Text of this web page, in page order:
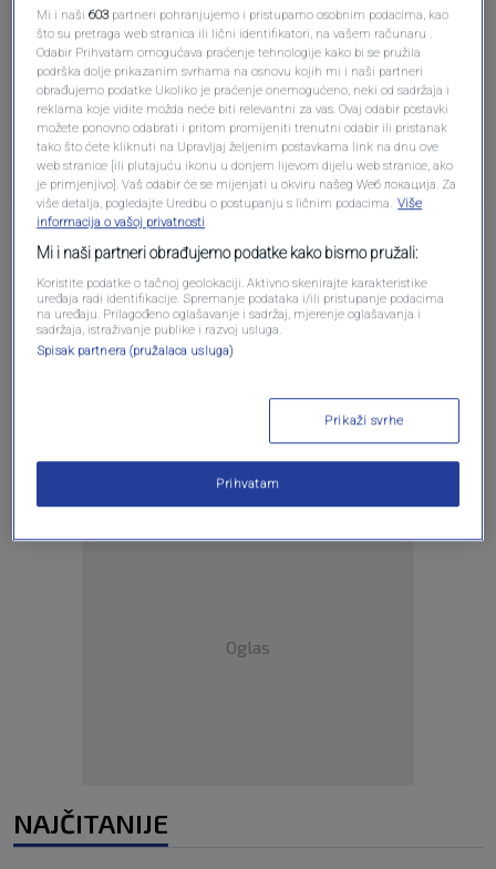
Poklon Vucica Orbanu rezultirao sjednicom
savjeta za odbranu Madjarske. Sve po
dogovoru. Spominju se 2 velika ranca, a kilaza
nije uskladjena sa tim pojmovima!? Orbanu
pomazu protivnici EU.
Odgovori
Oglas
NAJČITANIJE
Mi i naši603 partneri pohranjujemo i pristupamo osobnim podacima, kao
što su pretraga web stranica ili lični identifikatori, na vašem računaru .
Odabir Prihvatam omogućava praćenje tehnologije kako bi se pružila
podrška dolje prikazanim svrhama na osnovu kojih mi i naši partneri
obrađujemo podatke Ukoliko je praćenje onemogućeno, neki od sadržaja i
reklama koje vidite možda neće biti relevantni za vas. Ovaj odabir postavki
možete ponovno odabrati i pritom promijeniti trenutni odabir ili pristanak
tako što ćete kliknuti na Upravljaj željenim postavkama link na dnu ove
web stranice [ili plutajuću ikonu u donjem lijevom dijelu web stranice, ako
je primjenjivo]. Vaš odabir će se mijenjati u okviru našeg Wеб локација. Za
više detalja, pogledajte Uredbu o postupanju s ličnim podacima. Više
informacija o vašoj privatnosti
Mi i naši partneri obrađujemo podatke kako bismo pružali:
Koristite podatke o tačnoj geolokaciji. Aktivno skenirajte karakteristike
uređaja radi identifikacije. Spremanje podataka i/ili pristupanje podacima
na uređaju. Prilagođeno oglašavanje i sadržaj, mjerenje oglašavanja i
sadržaja, istraživanje publike i razvoj usluga.
Spisak partnera (pružalaca usluga)
Prikaži svrhe
Prihvatam